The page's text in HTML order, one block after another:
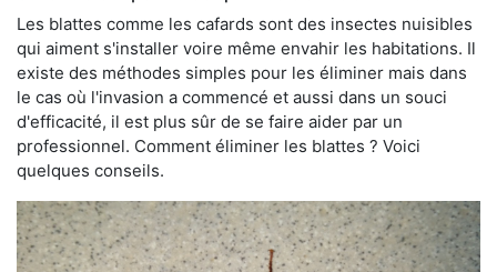
Les blattes comme les cafards sont des insectes nuisibles
qui aiment s'installer voire même envahir les habitations. Il
existe des méthodes simples pour les éliminer mais dans
le cas où l'invasion a commencé et aussi dans un souci
d'efficacité, il est plus sûr de se faire aider par un
professionnel. Comment éliminer les blattes ? Voici
quelques conseils.